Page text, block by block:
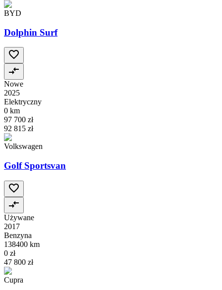
BYD
Dolphin Surf
Nowe
2025
Elektryczny
0 km
97 700 zł
92 815 zł
Volkswagen
Golf Sportsvan
Używane
2017
Benzyna
138400 km
0 zł
47 800 zł
Cupra